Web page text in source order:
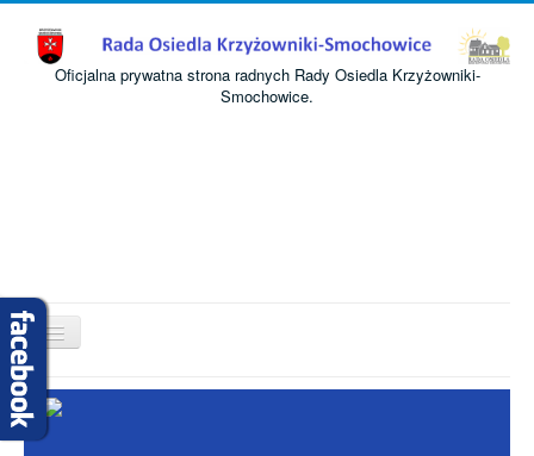
Oficjalna prywatna strona radnych Rady Osiedla Krzyżowniki-
Smochowice.
Przełącz
nawigację
Start
O nas